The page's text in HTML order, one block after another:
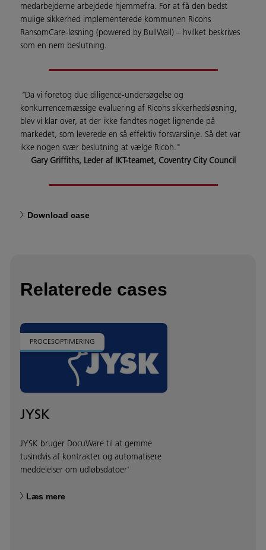
medarbejderne arbejdede hjemmefra. For at få den bedst
mulige sikkerhed implementerede kommunen Ricohs
RansomCare-løsning (powered by BullWall) – hvilket beskrives
som en nem beslutning.
"Da vi foretog due diligence-undersøgelse og
konkurrencemæssige evaluering af Ricohs sikkerhedsløsning,
blev vi klar over, at der ikke fandtes noget lignende på
markedet, som leverede en så effektiv forsvarslinje. Så det var
ikke nogen svær beslutning at vælge Ricoh."
Gary Griffiths, Leder af IKT-teamet, Coventry City Council
Download case
Relaterede cases
PROCESOPTIMERING
JYSK
JYSK bruger DocuWare til at gemme
tusindvis af kontrakter og automatisere
meddelelser om udløbsdatoer'
Læs mere